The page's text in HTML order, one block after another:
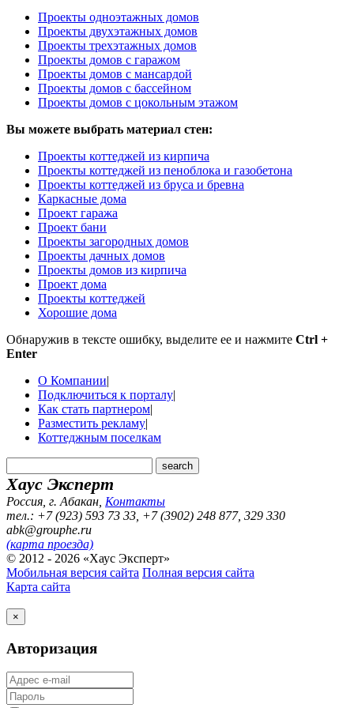
Проекты одноэтажных домов
Проекты двухэтажных домов
Проекты трехэтажных домов
Проекты домов с гаражом
Проекты домов с мансардой
Проекты домов с бассейном
Проекты домов с цокольным этажом
Вы можете выбрать материал стен:
Проекты коттеджей из кирпича
Проекты коттеджей из пеноблока и газобетона
Проекты коттеджей из бруса и бревна
Каркасные дома
Проект гаража
Проект бани
Проекты загородных домов
Проекты дачных домов
Проекты домов из кирпича
Проект дома
Проекты коттеджей
Хорошие дома
Обнаружив в тексте ошибку, выделите ее и нажмите Ctrl +
Enter
О Компании|
Подключиться к порталу|
Как стать партнером|
Разместить рекламу|
Коттеджным поселкам
Хаус Эксперт
Россия, г. Абакан Контакты
тел.: +7 (923) 593 73 33, +7 (3902) 248 877, 329 330
abk@grouphe.ru
(карта проезда)
© 2012 - 2026 «Хаус Эксперт»
Мобильная версия сайта Полная версия сайта
Карта сайта
×
Авторизация